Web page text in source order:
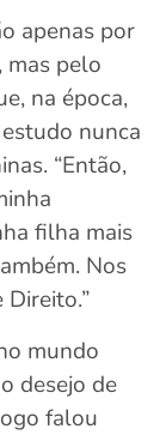
apenas por
pelo
na época,
nunca
“Então,
filha mais
Nos
mundo
desejo de
falou